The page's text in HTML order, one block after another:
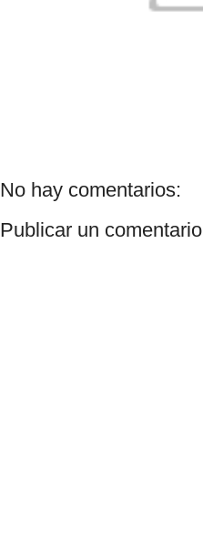
No hay comentarios:
Publicar un comentario